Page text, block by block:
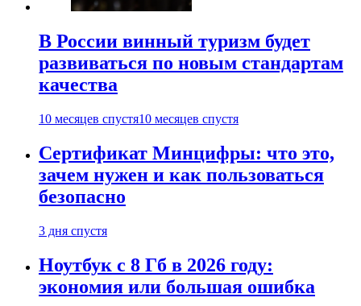
В России винный туризм будет
развиваться по новым стандартам
качества
10 месяцев спустя10 месяцев спустя
Сертификат Минцифры: что это,
зачем нужен и как пользоваться
безопасно
3 дня спустя
Ноутбук с 8 Гб в 2026 году:
экономия или большая ошибка